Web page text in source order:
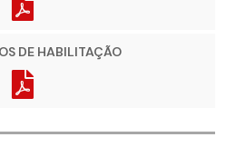
DE HABILITAÇÃO